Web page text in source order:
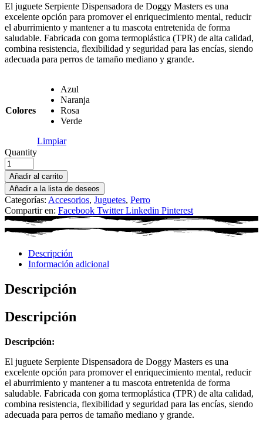
El juguete Serpiente Dispensadora de Doggy Masters es una
excelente opción para promover el enriquecimiento mental, reducir
el aburrimiento y mantener a tu mascota entretenida de forma
saludable. Fabricada con goma termoplástica (TPR) de alta calidad,
combina resistencia, flexibilidad y seguridad para las encías, siendo
adecuada para perros de tamaño mediano y grande.
Colores
Azul
Naranja
Rosa
Verde
Limpiar
Quantity
Añadir al carrito
Añadir a la lista de deseos
Categorías: Accesorios, Juguetes, Perro
Compartir en: Facebook Twitter Linkedin Pinterest
Descripción
Información adicional
Descripción
Descripción
Descripción:
El juguete Serpiente Dispensadora de Doggy Masters es una
excelente opción para promover el enriquecimiento mental, reducir
el aburrimiento y mantener a tu mascota entretenida de forma
saludable. Fabricada con goma termoplástica (TPR) de alta calidad,
combina resistencia, flexibilidad y seguridad para las encías, siendo
adecuada para perros de tamaño mediano y grande.